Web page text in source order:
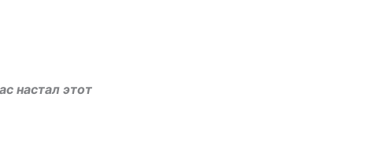
настал этот